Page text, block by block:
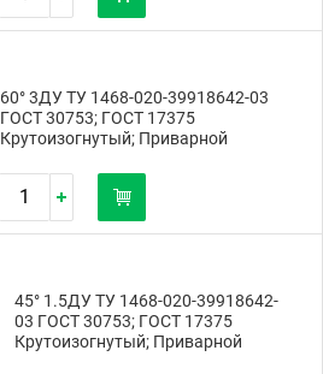
60° 3ДУ ТУ 1468-020-39918642-03
ГОСТ 30753; ГОСТ 17375
Крутоизогнутый; Приварной
45° 1.5ДУ ТУ 1468-020-39918642-
03 ГОСТ 30753; ГОСТ 17375
Крутоизогнутый; Приварной